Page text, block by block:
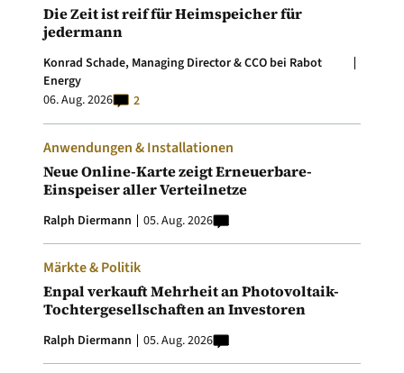
Die Zeit ist reif für Heimspeicher für
jedermann
Konrad Schade, Managing Director & CCO bei Rabot
Energy
06. Aug. 2026
2
Anwendungen & Installationen
Neue Online-Karte zeigt Erneuerbare-
Einspeiser aller Verteilnetze
Ralph Diermann 05. Aug. 2026
Märkte & Politik
Enpal verkauft Mehrheit an Photovoltaik-
Tochtergesellschaften an Investoren
Ralph Diermann 05. Aug. 2026